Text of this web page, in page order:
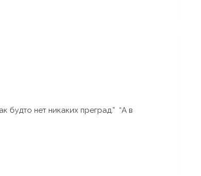
будто нет никаких преград.” “А в